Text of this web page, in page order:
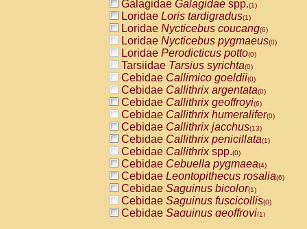
Galagidae Galagidae spp.(1)
Loridae Loris tardigradus(1)
Loridae Nycticebus coucang(6)
Loridae Nycticebus pygmaeus(0)
Loridae Perodicticus potto(0)
Tarsiidae Tarsius syrichta(0)
Cebidae Callimico goeldii(0)
Cebidae Callithrix argentata(0)
Cebidae Callithrix geoffroyi(6)
Cebidae Callithrix humeralifer(0)
Cebidae Callithrix jacchus(13)
Cebidae Callithrix penicillata(1)
Cebidae Callithrixspp.(0)
Cebidae Cebuella pygmaea(4)
Cebidae Leontopithecus rosalia(6)
Cebidae Saguinus bicolor(1)
Cebidae Saguinus fuscicollis(0)
Cebidae Saguinus geoffroyi(1)